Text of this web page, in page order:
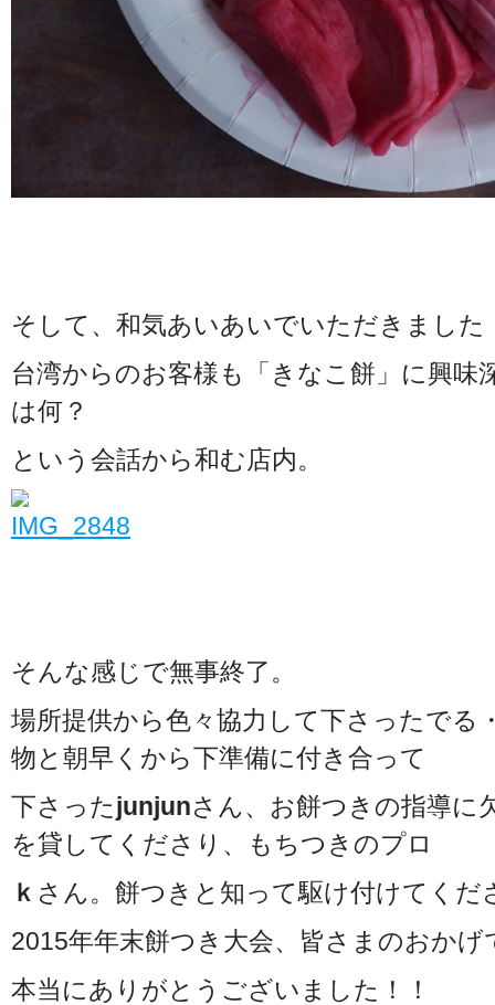
そして、和気あいあいでいただきました
台湾からのお客様も「きなこ餅」に興味
は何？
という会話から和む店内。
そんな感じで無事終了。
場所提供から色々協力して下さったでる
物と朝早くから下準備に付き合って
下さったjunjunさん、お餅つきの指導に
を貸してくださり、もちつきのプロ
ｋ さん。餅つきと知って駆け付けてくだ
2015年年末餅つき大会、皆さまのおか
本当にありがとうございました！！